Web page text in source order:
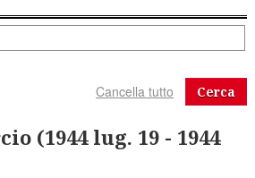
Cerca
(1944 lug. 19 - 1944